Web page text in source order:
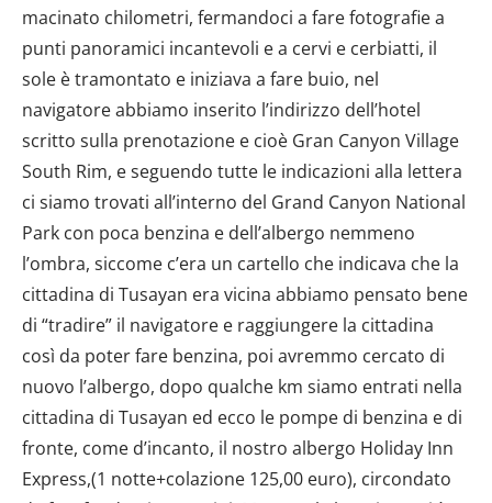
macinato chilometri, fermandoci a fare fotografie a
punti panoramici incantevoli e a cervi e cerbiatti, il
sole è tramontato e iniziava a fare buio, nel
navigatore abbiamo inserito l’indirizzo dell’hotel
scritto sulla prenotazione e cioè Gran Canyon Village
South Rim, e seguendo tutte le indicazioni alla lettera
ci siamo trovati all’interno del Grand Canyon National
Park con poca benzina e dell’albergo nemmeno
l’ombra, siccome c’era un cartello che indicava che la
cittadina di Tusayan era vicina abbiamo pensato bene
di “tradire” il navigatore e raggiungere la cittadina
così da poter fare benzina, poi avremmo cercato di
nuovo l’albergo, dopo qualche km siamo entrati nella
cittadina di Tusayan ed ecco le pompe di benzina e di
fronte, come d’incanto, il nostro albergo Holiday Inn
Express,(1 notte+colazione 125,00 euro), circondato